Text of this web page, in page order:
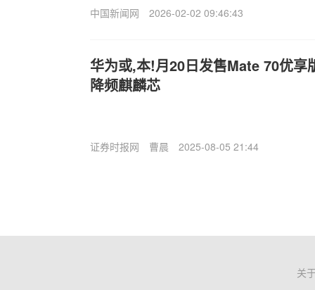
中国新闻网 2026-02-02 09:46:43
华为或,本!月20日发售Mate 70优享
降频麒麟芯
证券时报网 曹晨 2025-08-05 21:44
关